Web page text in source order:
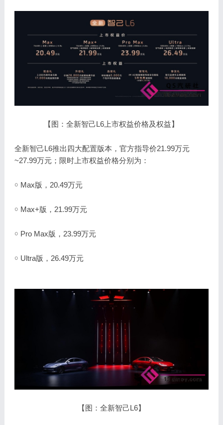
【图：全新智己L6上市权益价格及权益】
全新智己L6推出四大配置版本，官方指导价21.99万元
~27.99万元；限时上市权益价格分别为：
￮ Max版，20.49万元
￮ Max+版，21.99万元
￮ Pro Max版，23.99万元
￮ Ultra版，26.49万元
【图：全新智己L6】